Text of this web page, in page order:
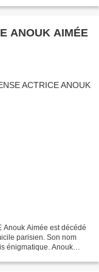
ANOUK AIMÉE
Anouk Aimée est décédé
parisien. Son nom
énigmatique. Anouk